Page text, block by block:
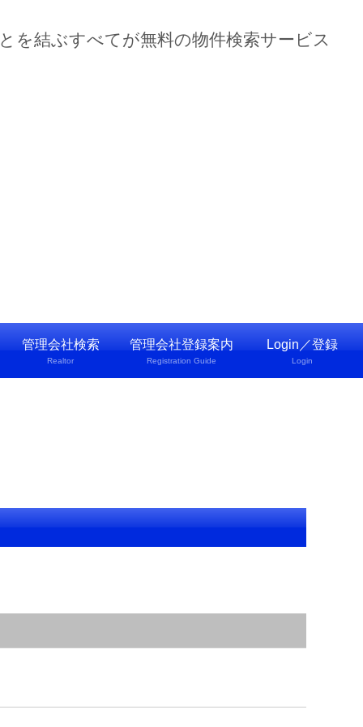
を結ぶすべてが無料の物件検索サービス
管理会社検索
Realtor
管理会社登録案内
Registration Guide
Login／登録
Login